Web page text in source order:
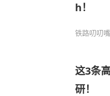
h！
铁路叨叨嘴
这3条
研！